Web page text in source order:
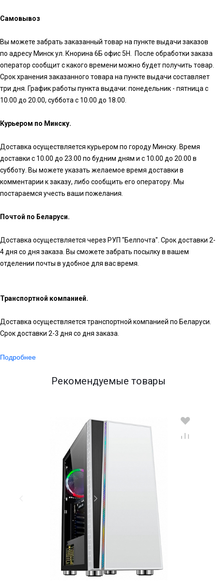
Самовывоз
Вы можете забрать заказанный товар на пункте выдачи заказов
по адресу Минск ул. Кнорина 6Б офис 5Н. После обработки заказа
оператор сообщит с какого времени можно будет получить товар.
Срок хранения заказанного товара на пункте выдачи составляет
три дня. График работы пункта выдачи: понедельник - пятница с
10.00 до 20.00, суббота с 10.00 до 18.00.
Курьером по Минску.
Доставка осуществляется курьером по городу Минску. Время
доставки с 10.00 до 23.00 по будним дням и с 10.00 до 20.00 в
субботу. Вы можете указать желаемое время доставки в
комментарии к заказу, либо сообщить его оператору. Мы
постараемся учесть ваши пожелания.
Почтой по Беларуси.
Доставка осуществляется через РУП "Белпочта". Срок доставки 2-
4 дня со дня заказа. Вы сможете забрать посылку в вашем
отделении почты в удобное для вас время.
Транспортной компанией.
Доставка осуществляется транспортной компанией по Беларуси.
Срок доставки 2-3 дня со дня заказа.
Подробнее
Рекомендуемые товары